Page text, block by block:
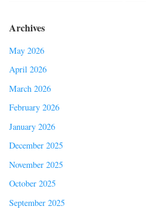
Archives
May 2026
April 2026
March 2026
February 2026
January 2026
December 2025
November 2025
October 2025
September 2025